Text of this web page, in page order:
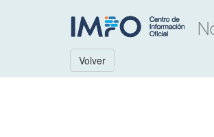
Volver